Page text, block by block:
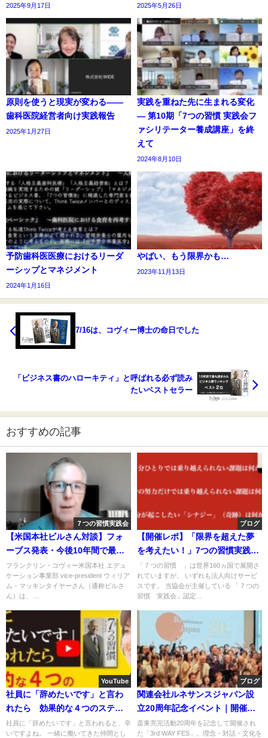
2025年9月17日 2025年5月26日
原則を使うと現実が変わる――
歯科医院経営者向け実践報告
2025年1月27日
実践を重ねた先に生まれる変化
― 第10期「7つの習慣 実践会フ
ァシリテーター養成講座」を終
えて
2024年8月10日
予防歯科医医療におけるリーダ
ーシップとマネジメント
2024年1月16日
やばい、もう限界かも…
2023年11月13日
7/16は、コヴィー博士の命日でした
「ビジネス書のハローキティ」と呼ばれる必ず読み
たいベストセラー
おすすめの記事
７つの習慣実践会
【米国本社ビルさん対談】フォ
ーブス発表・今後10年間で最も
必要とされるスキルトップ10と
対策
フランクリン・コヴィー米国本社 エデュ
ケーション事業部 vice-president ウィリア
ム・マッキンタイヤーさん（通称ビルさ
ん）は、 ...
ブログ
【開催レポ】「限界を超えた夢
を考えたい！」7つの習慣実践会
ファシリテーター養成講座5期 第
4クール
「７つの習慣®︎」は世界160ヵ国で展開さ
れていますが、 いずれも法人向けサービ
スです。 当協会が主催している 「７つの
習慣®︎実践会」認定...
YouTube
社員に「辞めたいです」と言わ
れたら 効果的な４つのステッ
プ
社員に「辞めたいです」と言われると、辛
いですよね。 一緒に働いてきた仲間とし
ブログ
関連会社ルネサンスジャパン設
立20周年記念イベント｜開催の
御礼とご報告
斎東亮完活動20周年を記念して開催され
た「3rd WAY FES」。理念・対話・文化を